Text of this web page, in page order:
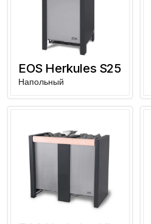
EOS Herkules S25
Напольный